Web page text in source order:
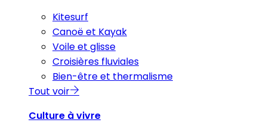
Kitesurf
Canoë et Kayak
Voile et glisse
Croisières fluviales
Bien-être et thermalisme
Tout voir
Culture à vivre